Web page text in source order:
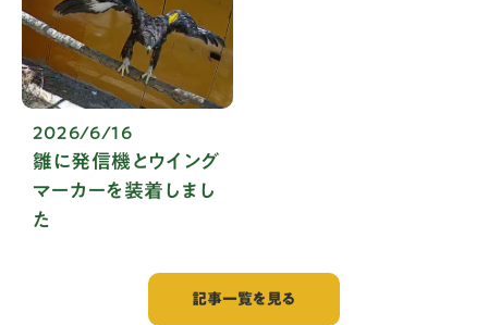
2026/6/16
雛に発信機とウイング
マーカーを装着しまし
た
記事一覧を見る